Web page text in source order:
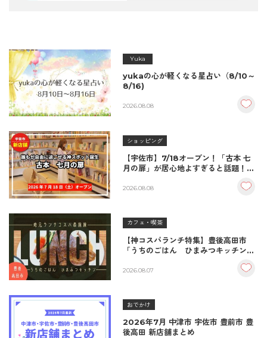
Yuka
yukaの心が軽くなる星占い（8/10～
8/16)
2026.08.08
ショッピング
【宇佐市】7/18オープン！「古本 七
月の扉」が居心地よすぎると話題！絶
至福の読書空間
2026.08.08
カフェ・喫茶
【神コスパランチ特集】豊後高田市
「うちのごはん ひまみつキッチン」
＆生姜焼き！
2026.08.07
おでかけ
2026年7月 中津市 宇佐市 豊前市 豊
後高田 新店舗まとめ